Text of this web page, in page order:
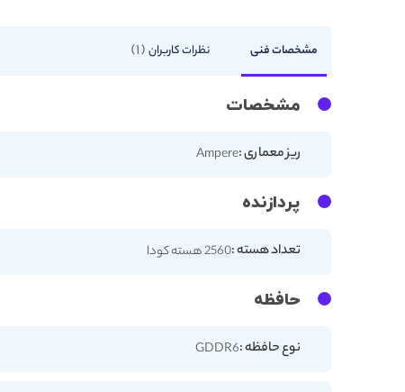
مشخصات فنی نظرات کاربران 1
مشخصات
ریز معماری :Ampere
پردازنده
تعداد هسته :2560 هسته کودا
حافظه
نوع حافظه :GDDR6